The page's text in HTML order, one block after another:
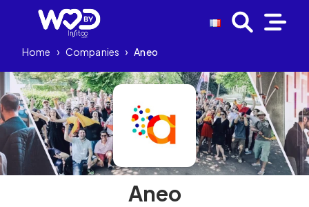
Home › Companies › Aneo
Aneo